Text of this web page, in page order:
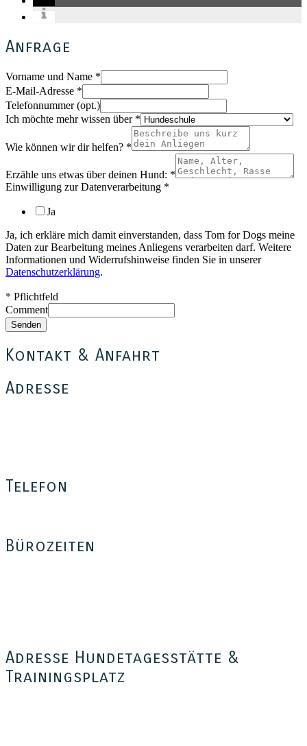
Anfrage
Vorname und Name *
E-Mail-Adresse *
Telefonnummer (opt.)
Ich möchte mehr wissen über *
Wie können wir dir helfen? *
Erzähle uns etwas über deinen Hund: *
Einwilligung zur Datenverarbeitung *
Ja
Ja, ich erkläre mich damit einverstanden, dass Tom for Dogs meine
Daten zur Bearbeitung meines Anliegens verarbeiten darf. Weitere
Informationen und Widerrufshinweise finden Sie in unserer
Datenschutzerklärung.
* Pflichtfeld
Comment
Senden
Kontakt & Anfahrt
Adresse
Telefon
Bürozeiten
Adresse Hundetagesstätte &
Trainingsplatz